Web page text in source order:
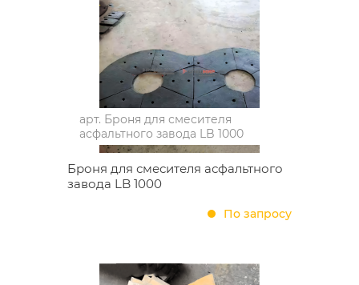
арт. Броня для смесителя
асфальтного завода LB 1000
Броня для смесителя асфальтного
завода LB 1000
По запросу